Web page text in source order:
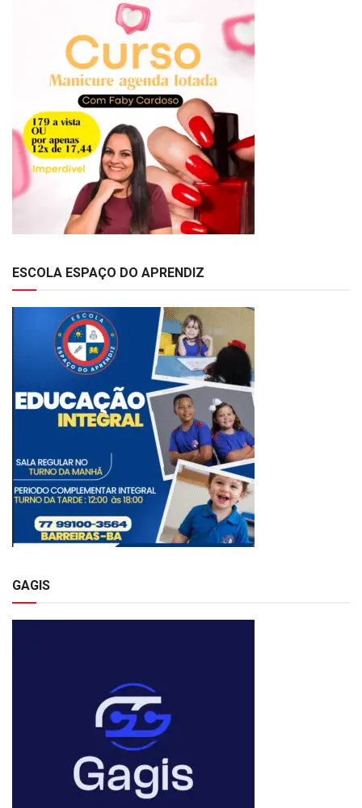
ESCOLA ESPAÇO DO APRENDIZ
GAGIS